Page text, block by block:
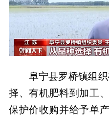
阜宁县罗桥镇组
择、有机肥料到加工
保护价收购并给予单